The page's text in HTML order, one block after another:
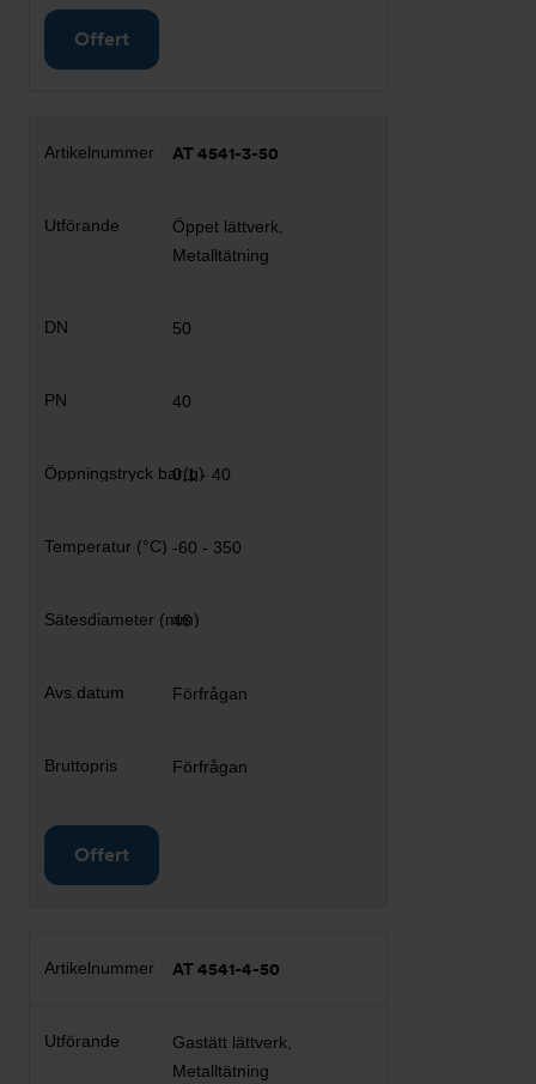
Offert
AT 4541-3-50
Öppet lättverk,
Metalltätning
50
40
0,1 - 40
-60 - 350
46
Förfrågan
Förfrågan
Offert
AT 4541-4-50
Gastätt lättverk,
Metalltätning